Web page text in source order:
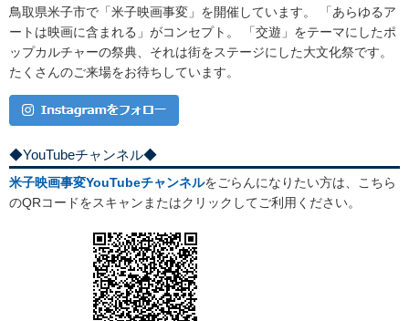
鳥取県米子市で「米子映画事変」を開催しています。 「あらゆるア
ートは映画に含まれる」がコンセプト。 「交遊」をテーマにしたポ
ップカルチャーの祭典、それは街をステージにした大文化祭です。
たくさんのご来場をお待ちしています。
◆YouTubeチャンネル◆
米子映画事変YouTubeチャンネルをごらんになりたい方は、こちら
のQRコードをスキャンまたはクリックしてご利用ください。